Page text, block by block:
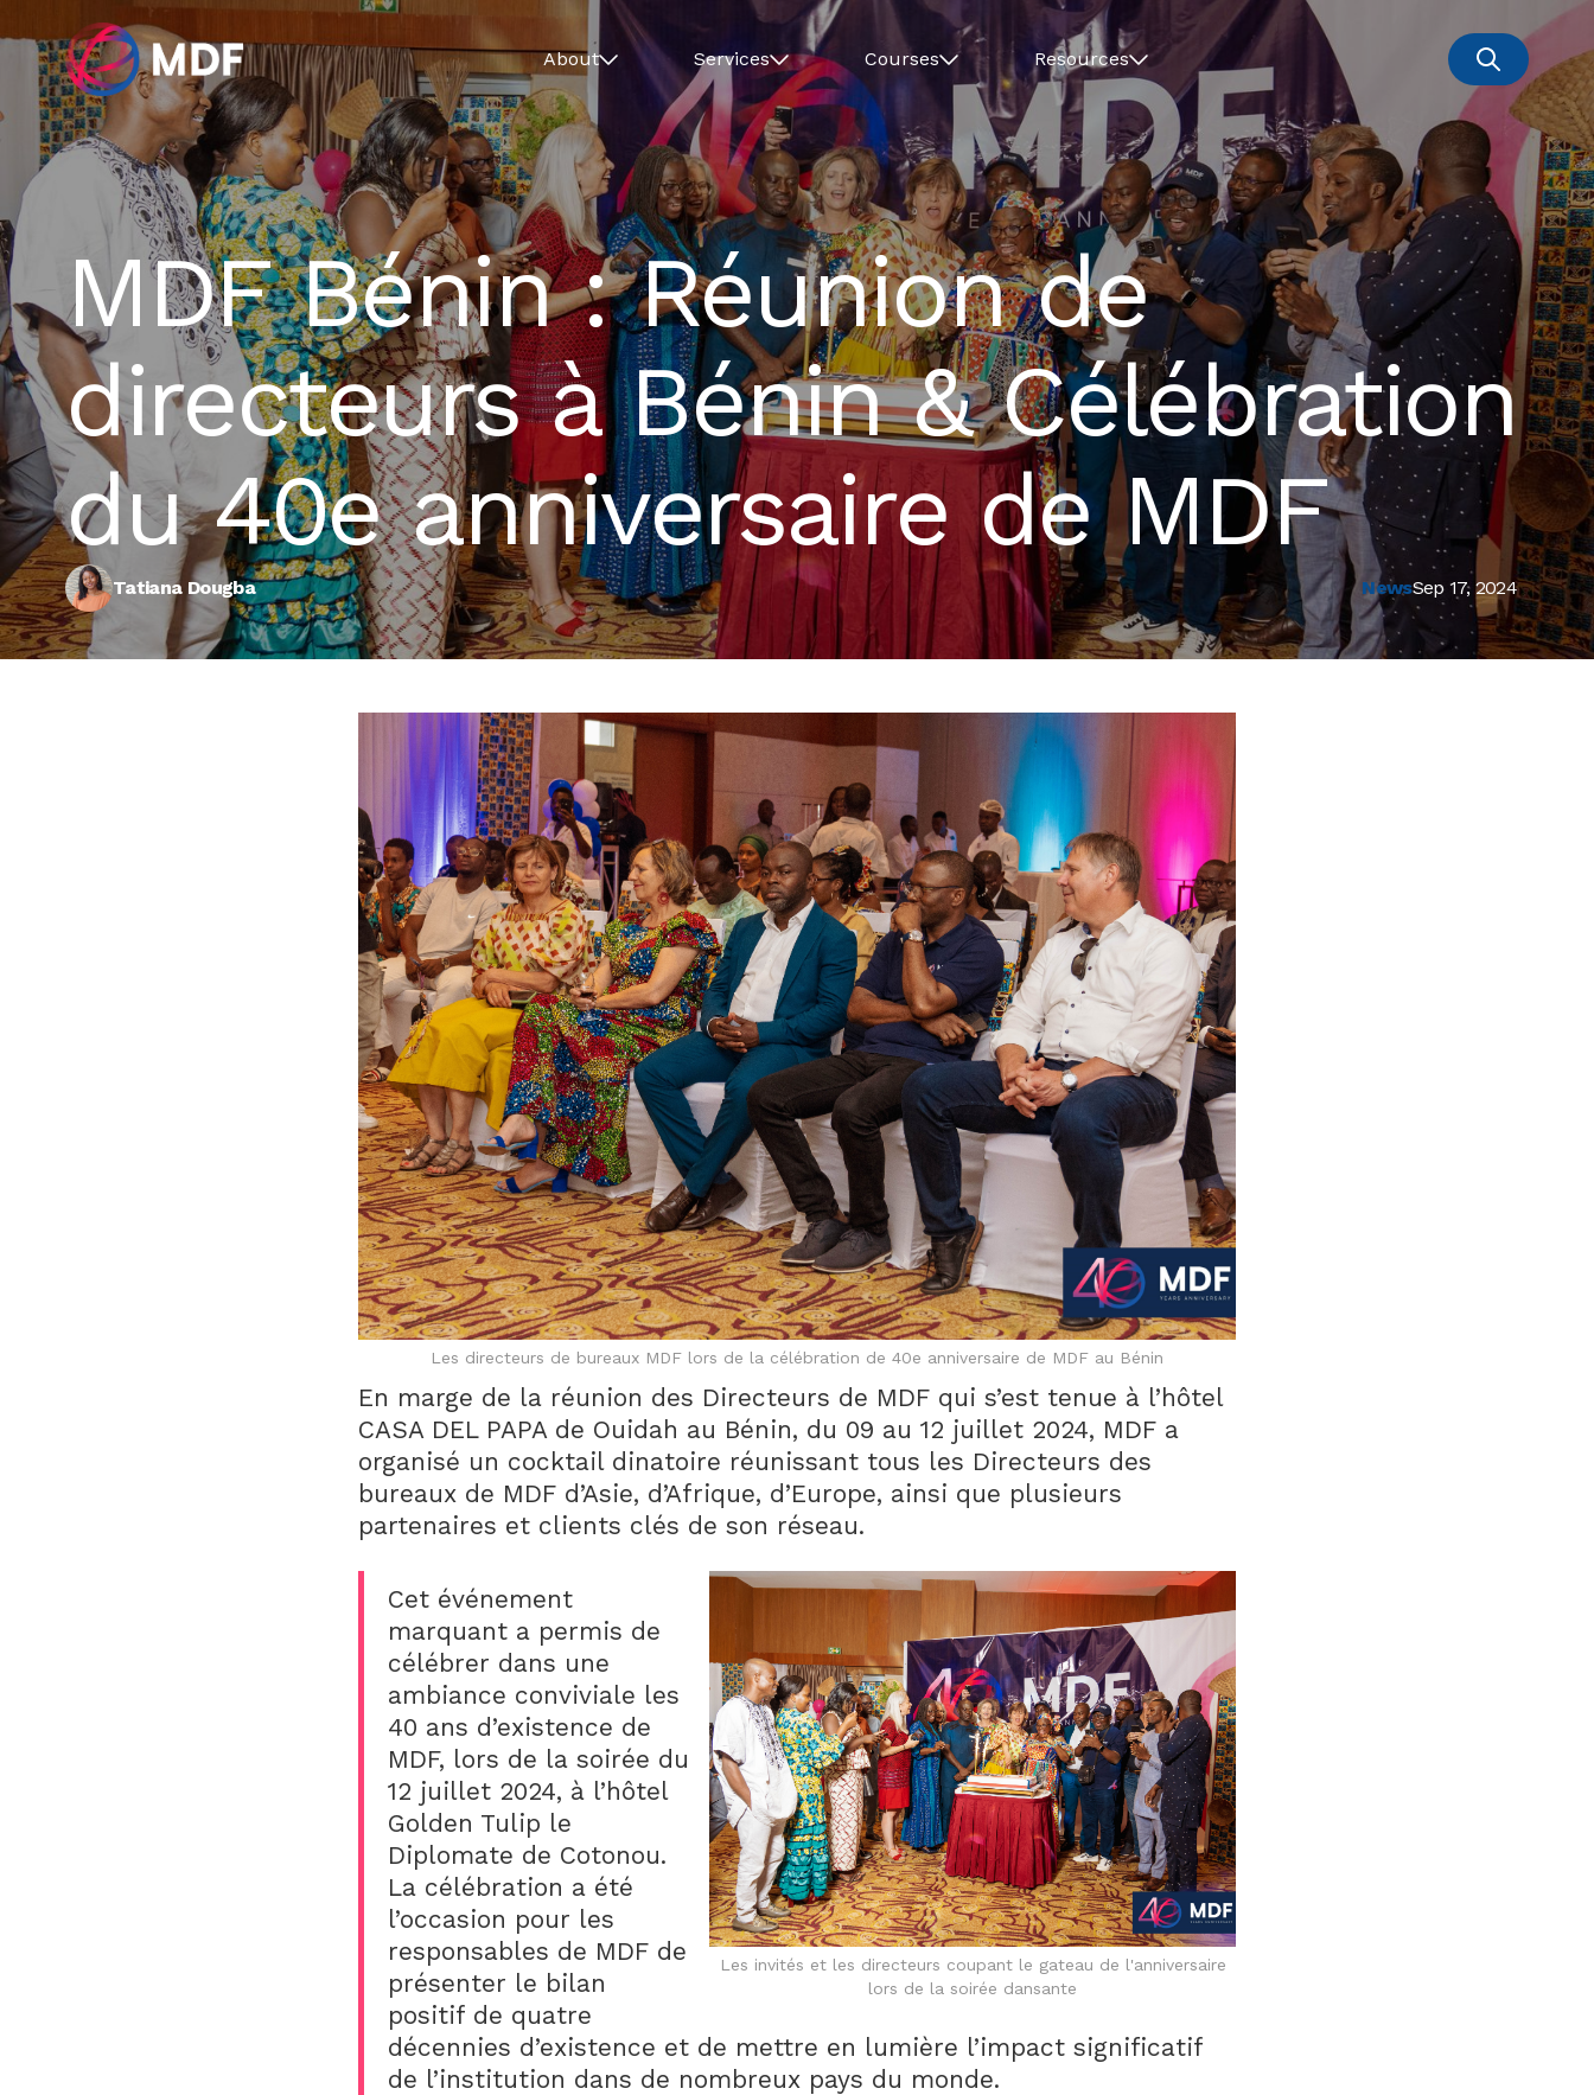
About Services Courses Resources
MDF Bénin : Réunion de
directeurs à Bénin & Célébration
du 40e anniversaire de MDF
Tatiana Dougba NewsSep 17, 2024
Les directeurs de bureaux MDF lors de la célébration de 40e anniversaire de MDF au Bénin
En marge de la réunion des Directeurs de MDF qui s’est tenue à l’hôtel
CASA DEL PAPA de Ouidah au Bénin, du 09 au 12 juillet 2024, MDF a
organisé un cocktail dinatoire réunissant tous les Directeurs des
bureaux de MDF d’Asie, d’Afrique, d’Europe, ainsi que plusieurs
partenaires et clients clés de son réseau.
Les invités et les directeurs coupant le gateau de l'anniversaire
lors de la soirée dansante
Cet événement
marquant a permis de
célébrer dans une
ambiance conviviale les
40 ans d’existence de
MDF, lors de la soirée du
12 juillet 2024, à l’hôtel
Golden Tulip le
Diplomate de Cotonou.
La célébration a été
l’occasion pour les
responsables de MDF de
présenter le bilan
positif de quatre
décennies d’existence et de mettre en lumière l’impact significatif
de l’institution dans de nombreux pays du monde.